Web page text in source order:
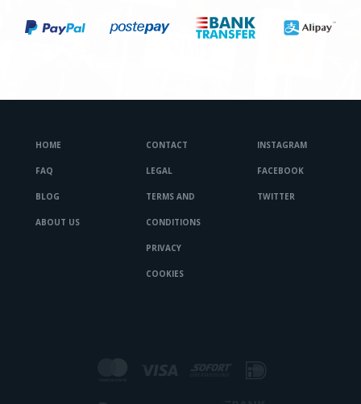
HOME
FAQ
BLOG
ABOUT US
CONTACT
LEGAL
TERMS AND
CONDITIONS
PRIVACY
COOKIES
INSTAGRAM
FACEBOOK
TWITTER